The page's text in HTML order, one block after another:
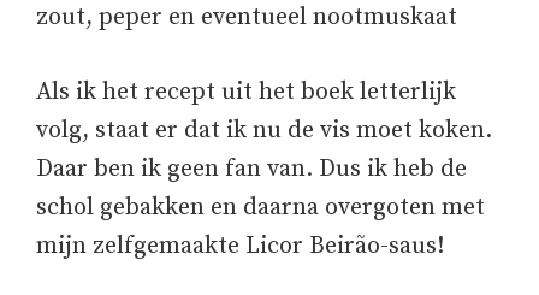
zout, peper en eventueel nootmuskaat
Als ik het recept uit het boek letterlijk
volg, staat er dat ik nu de vis moet koken.
Daar ben ik geen fan van. Dus ik heb de
schol gebakken en daarna overgoten met
mijn zelfgemaakte Licor Beirão-saus!